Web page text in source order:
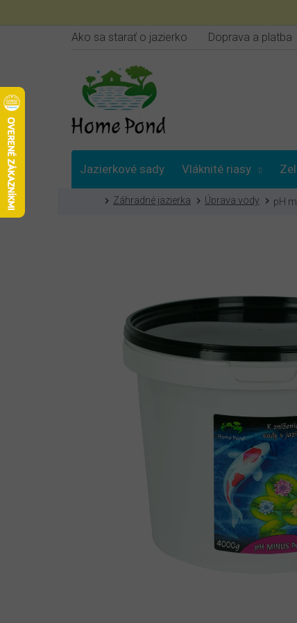
Ako sa starať o jazierko Doprava a platba
Jazierkové sady Vláknité riasy
Poradna
Domov
Záhradné jazierka Úprava vody pH